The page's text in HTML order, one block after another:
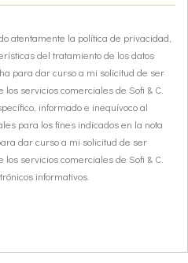
atentamente la política de privacidad,
del tratamiento de los datos
para dar curso a mi solicitud de ser
servicios comerciales de Sofi & C.
informado e inequívoco al
para los fines indicados en la nota
dar curso a mi solicitud de ser
servicios comerciales de Sofi & C.
informativos.